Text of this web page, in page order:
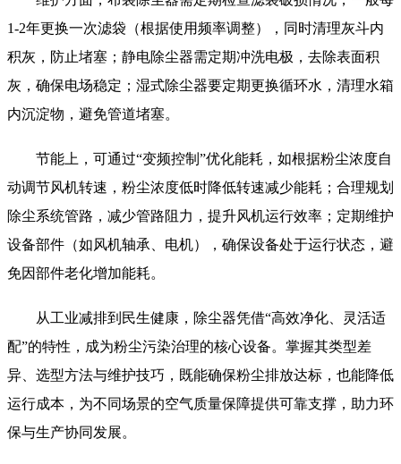
1-2年更换一次滤袋（根据使用频率调整），同时清理灰斗内
积灰，防止堵塞；静电除尘器需定期冲洗电极，去除表面积
灰，确保电场稳定；湿式除尘器要定期更换循环水，清理水箱
内沉淀物，避免管道堵塞。
节能上，可通过“变频控制”优化能耗，如根据粉尘浓度自
动调节风机转速，粉尘浓度低时降低转速减少能耗；合理规划
除尘系统管路，减少管路阻力，提升风机运行效率；定期维护
设备部件（如风机轴承、电机），确保设备处于运行状态，避
免因部件老化增加能耗。
从工业减排到民生健康，除尘器凭借“高效净化、灵活适
配”的特性，成为粉尘污染治理的核心设备。掌握其类型差
异、选型方法与维护技巧，既能确保粉尘排放达标，也能降低
运行成本，为不同场景的空气质量保障提供可靠支撑，助力环
保与生产协同发展。